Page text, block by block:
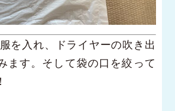
を入れ、ドライヤーの吹き出
ます。そして袋の口を絞って